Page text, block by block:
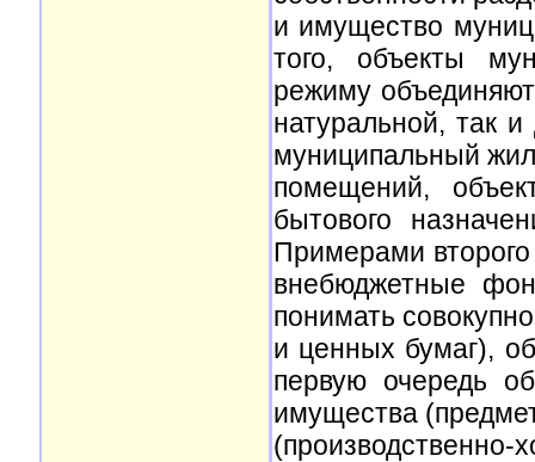
и имущество
того, объекты
режиму
натуральной, так
муниципальный
помещений,
бытового
Примерами
внебюджетные
понимать
и ценных бумаг),
первую очередь
имущества